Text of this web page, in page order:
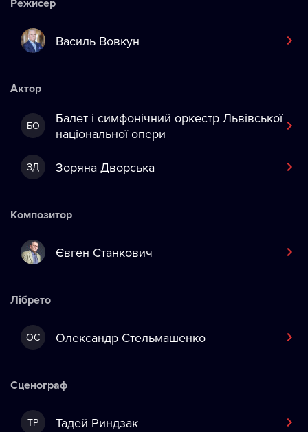
Василь Вовкун
Актор
БО
Балет і симфонічний оркестр Львівської
національної опери
ЗД Зоряна Дворська
Композитор
Євген Станкович
Лібрето
ОС Олександр Стельмашенко
Сценограф
ТР Тадей Риндзак